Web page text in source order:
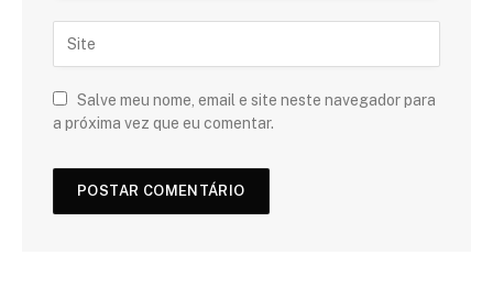
Salve meu nome, email e site neste navegador para
a próxima vez que eu comentar.